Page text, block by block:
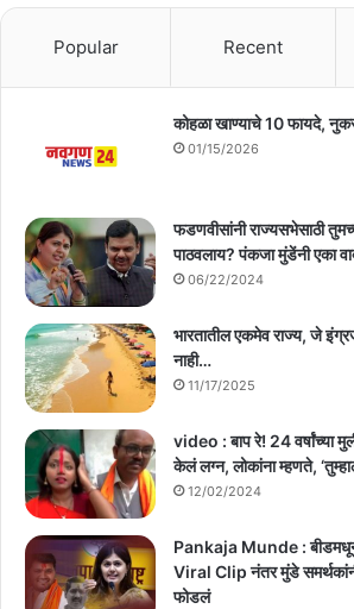
Popular Recent
कोहळा खाण्याचे 10 फायदे,
01/15/2026
फडणवीसांनी राज्यसभेसाठी
पाठवलाय? पंकजा मुंडेंनी एका
06/22/2024
भारतातील एकमेव राज्य, जे
नाही…
11/17/2025
video : बाप रे! 24 वर्षांच्या
केलं लग्न, लोकांना म्हणते,
12/02/2024
Pankaja Munde : बीडमधून
Viral Clip नंतर मुंडे
फोडलं